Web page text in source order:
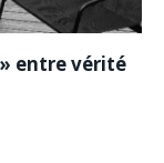
entre vérité